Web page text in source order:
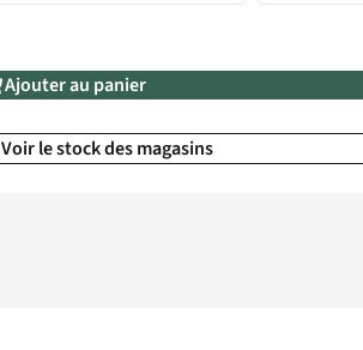
Ajouter au panier
Voir le stock des magasins